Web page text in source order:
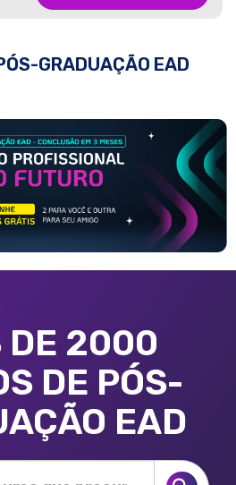
GRADUAÇÃO EAD
DE 2000
DE PÓS-
EAD